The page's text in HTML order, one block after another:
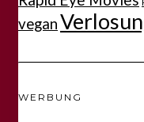
vegan
WERBUNG